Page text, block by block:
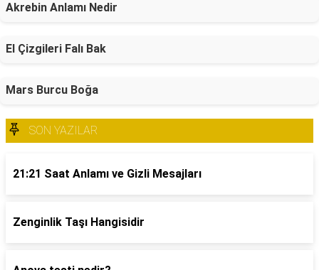
Akrebin Anlamı Nedir
El Çizgileri Falı Bak
Mars Burcu Boğa
SON YAZILAR
21:21 Saat Anlamı ve Gizli Mesajları
Zenginlik Taşı Hangisidir